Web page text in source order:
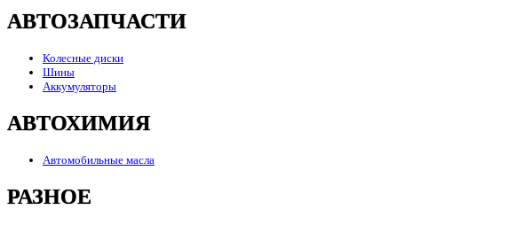
АВТОЗАПЧАСТИ
Колесные диски
Шины
Аккумуляторы
АВТОХИМИЯ
Автомобильные масла
РАЗНОЕ